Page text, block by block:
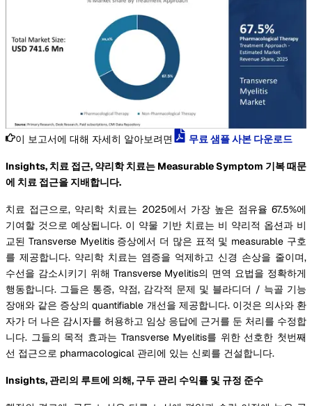
이 보고서에 대해 자세히 알아보려면 무료 샘플 사본 다운로드
Insights, 치료 접근, 약리학 치료는 Measurable Symptom 기복 때문
에 치료 접근을 지배합니다.
치료 접근으로, 약리학 치료는 2025에서 가장 높은 점유율 67.5%에
기여할 것으로 예상됩니다. 이 약물 기반 치료는 비 약리적 옵션과 비
교된 Transverse Myelitis 증상에서 더 많은 표적 및 measurable 구호
를 제공합니다. 약리학 치료는 염증을 억제하고 신경 손상을 줄이며,
수선을 감소시키기 위해 Transverse Myelitis의 면역 요법을 정확하게
행동합니다. 그들은 통증, 약점, 감각적 문제 및 블라디더 / 늑골 기능
장애와 같은 증상의 quantifiable 개선을 제공합니다. 이것은 의사와 환
자가 더 나은 감시자를 허용하고 임상 응답에 근거를 둔 처리를 수정합
니다. 그들의 목적 효과는 Transverse Myelitis를 위한 선호한 첫번째
선 접근으로 pharmacological 관리에 있는 신뢰를 건설합니다.
Insights, 관리의 루트에 의해, 구두 관리 수익률 및 규정 준수